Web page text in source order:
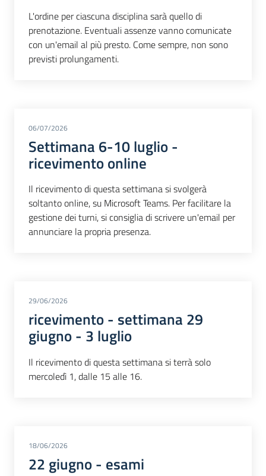
L'ordine per ciascuna disciplina sarà quello di
prenotazione. Eventuali assenze vanno comunicate
con un'email al più presto. Come sempre, non sono
previsti prolungamenti.
06/07/2026
Settimana 6-10 luglio -
ricevimento online
Il ricevimento di questa settimana si svolgerà
soltanto online, su Microsoft Teams. Per facilitare la
gestione dei turni, si consiglia di scrivere un'email per
annunciare la propria presenza.
29/06/2026
ricevimento - settimana 29
giugno - 3 luglio
Il ricevimento di questa settimana si terrà solo
mercoledì 1, dalle 15 alle 16.
18/06/2026
22 giugno - esami